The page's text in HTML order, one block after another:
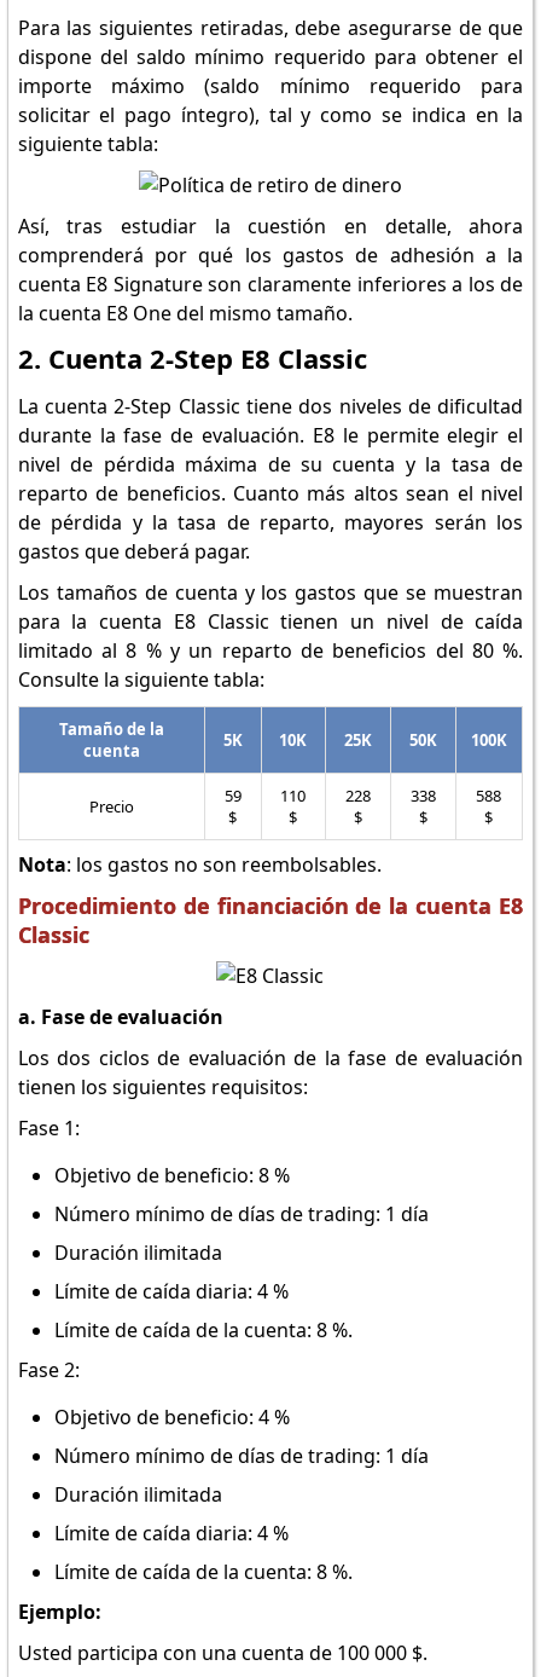
Para las siguientes retiradas, debe asegurarse de que
dispone del saldo mínimo requerido para obtener el
importe máximo (saldo mínimo requerido para
solicitar el pago íntegro), tal y como se indica en la
siguiente tabla:
Así, tras estudiar la cuestión en detalle, ahora
comprenderá por qué los gastos de adhesión a la
cuenta E8 Signature son claramente inferiores a los de
la cuenta E8 One del mismo tamaño.
2. Cuenta 2-Step E8 Classic
La cuenta 2-Step Classic tiene dos niveles de dificultad
durante la fase de evaluación. E8 le permite elegir el
nivel de pérdida máxima de su cuenta y la tasa de
reparto de beneficios. Cuanto más altos sean el nivel
de pérdida y la tasa de reparto, mayores serán los
gastos que deberá pagar.
Los tamaños de cuenta y los gastos que se muestran
para la cuenta E8 Classic tienen un nivel de caída
limitado al 8 % y un reparto de beneficios del 80 %.
Consulte la siguiente tabla:
Tamaño de la
cuenta
5K 10K 25K 50K 100K
Precio
59
$
110
$
228
$
338
$
588
$
Nota: los gastos no son reembolsables.
Procedimiento de financiación de la cuenta E8
Classic
a. Fase de evaluación
Los dos ciclos de evaluación de la fase de evaluación
tienen los siguientes requisitos:
Fase 1:
Objetivo de beneficio: 8 %
Número mínimo de días de trading: 1 día
Duración ilimitada
Límite de caída diaria: 4 %
Límite de caída de la cuenta: 8 %.
Fase 2:
Objetivo de beneficio: 4 %
Número mínimo de días de trading: 1 día
Duración ilimitada
Límite de caída diaria: 4 %
Límite de caída de la cuenta: 8 %.
Ejemplo:
Usted participa con una cuenta de 100 000 $.